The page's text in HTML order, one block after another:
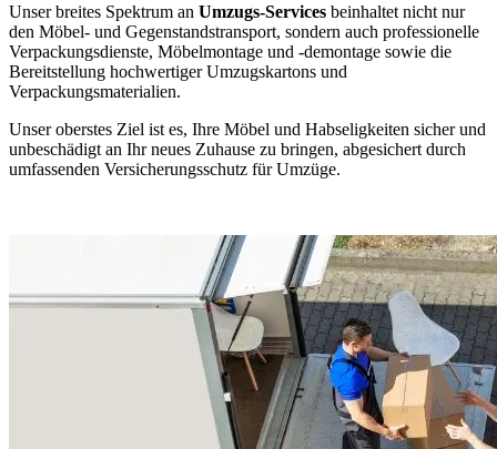
Unser breites Spektrum an Umzugs-Services beinhaltet nicht nur
den Möbel- und Gegenstandstransport, sondern auch professionelle
Verpackungsdienste, Möbelmontage und -demontage sowie die
Bereitstellung hochwertiger Umzugskartons und
Verpackungsmaterialien.
Unser oberstes Ziel ist es, Ihre Möbel und Habseligkeiten sicher und
unbeschädigt an Ihr neues Zuhause zu bringen, abgesichert durch
umfassenden Versicherungsschutz für Umzüge.